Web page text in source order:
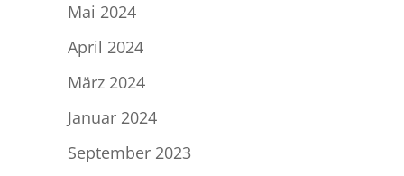
Mai 2024
April 2024
März 2024
Januar 2024
September 2023